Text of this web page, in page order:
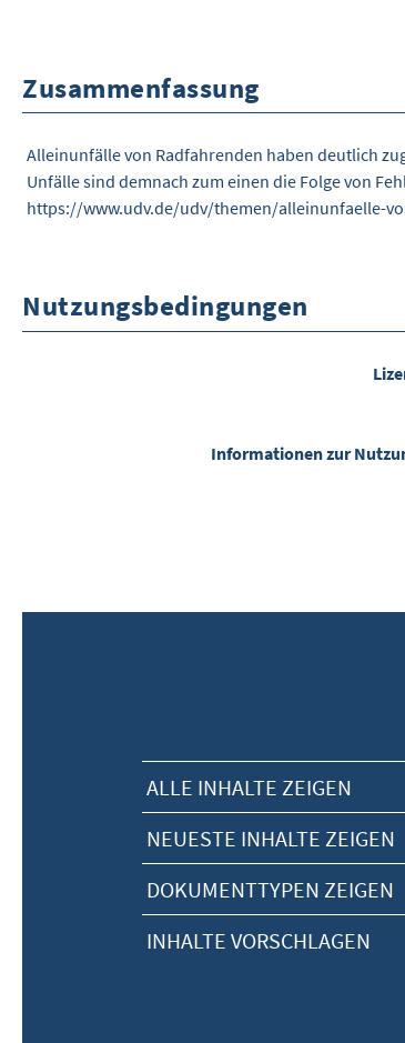
Zusammenfassung
Alleinunfälle von Radfahrenden haben deutlich
Unfälle sind demnach zum einen die Folge von
https://www.udv.de/udv/themen/alleinunfaelle-
Nutzungsbedingungen
Informationen zur
ALLE INHALTE ZEIGEN
NEUESTE INHALTE ZEIGEN
DOKUMENTTYPEN ZEIGEN
INHALTE VORSCHLAGEN